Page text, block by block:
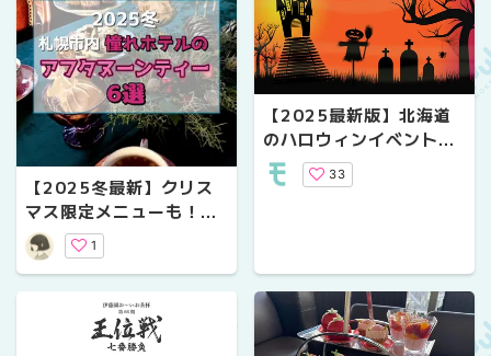
【2025冬最新】クリス
マス限定メニューも！札
幌市内・憧れホテルのア
フタヌーンティー6選
1
【2025最新版】北海道
のハロウィンイベント特
集
33